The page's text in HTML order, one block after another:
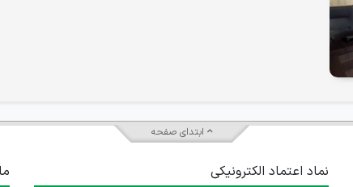
ابتدای صفحه
نماد اعتماد الکترونیکی